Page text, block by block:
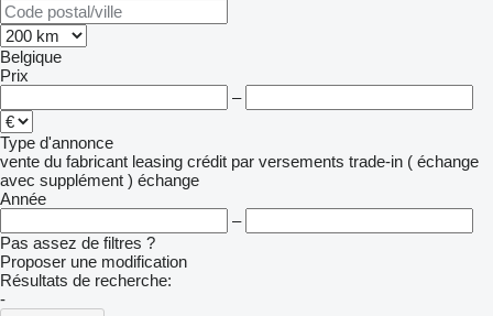
Belgique
Prix
–
Type d'annonce
vente du fabricant leasing crédit par versements trade-in ( échange
avec supplément ) échange
Année
–
Pas assez de filtres ?
Proposer une modification
Résultats de recherche:
-